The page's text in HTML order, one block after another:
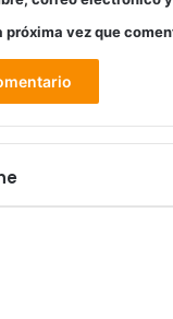
próxima vez que